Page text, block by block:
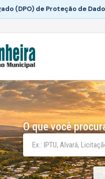
(DPO) de Proteção de
O que você